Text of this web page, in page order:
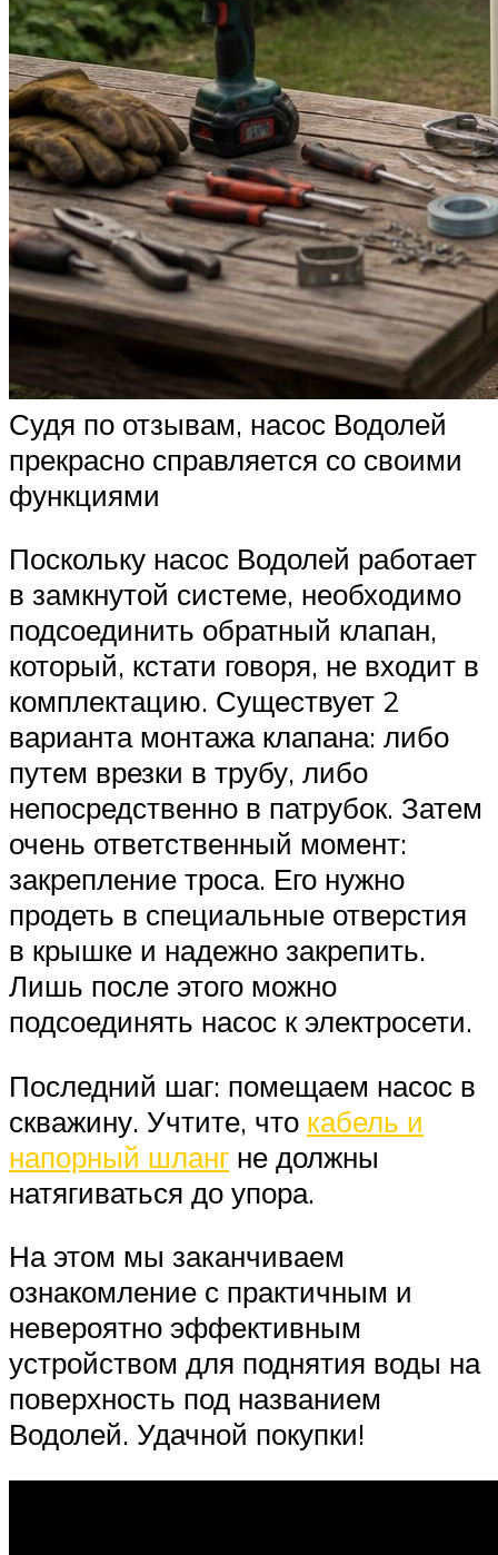
Судя по отзывам, насос Водолей
прекрасно справляется со своими
функциями
Поскольку насос Водолей работает
в замкнутой системе, необходимо
подсоединить обратный клапан,
который, кстати говоря, не входит в
комплектацию. Существует 2
варианта монтажа клапана: либо
путем врезки в трубу, либо
непосредственно в патрубок. Затем
очень ответственный момент:
закрепление троса. Его нужно
продеть в специальные отверстия
в крышке и надежно закрепить.
Лишь после этого можно
подсоединять насос к электросети.
Последний шаг: помещаем насос в
скважину. Учтите, что кабель и
напорный шланг не должны
натягиваться до упора.
На этом мы заканчиваем
ознакомление с практичным и
невероятно эффективным
устройством для поднятия воды на
поверхность под названием
Водолей. Удачной покупки!